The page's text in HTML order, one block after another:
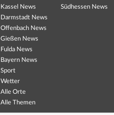
Kassel News
Darmstadt News
Offenbach News
Gießen News
Fulda News
Bayern News
Sport
Wetter
Alle Orte
Alle Themen
Südhessen News